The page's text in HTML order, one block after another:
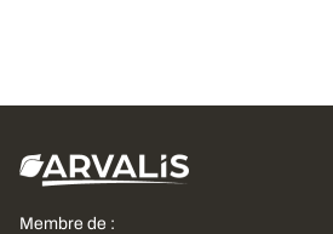
Membre de :